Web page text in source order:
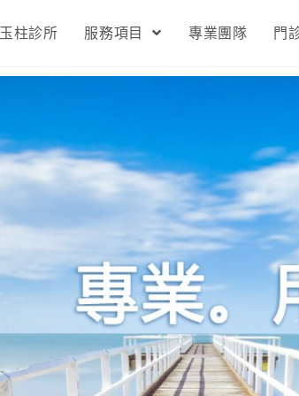
柱診所 服務項目 專業團隊 門